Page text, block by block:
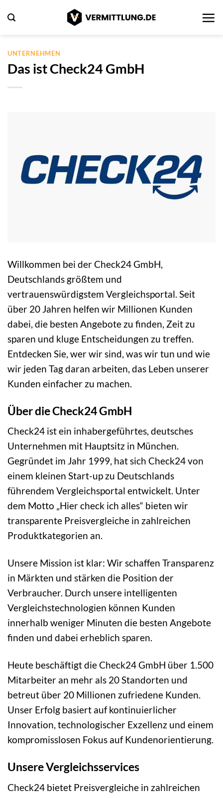
Inhalt
UNTERNEHMEN
Das ist Check24 GmbH
Willkommen bei der Check24 GmbH,
Deutschlands größtem und
vertrauenswürdigstem Vergleichsportal. Seit
über 20 Jahren helfen wir Millionen Kunden
dabei, die besten Angebote zu finden, Zeit zu
sparen und kluge Entscheidungen zu treffen.
Entdecken Sie, wer wir sind, was wir tun und wie
wir jeden Tag daran arbeiten, das Leben unserer
Kunden einfacher zu machen.
Über die Check24 GmbH
Check24 ist ein inhabergeführtes, deutsches
Unternehmen mit Hauptsitz in München.
Gegründet im Jahr 1999, hat sich Check24 von
einem kleinen Start-up zu Deutschlands
führendem Vergleichsportal entwickelt. Unter
dem Motto „Hier check ich alles“ bieten wir
transparente Preisvergleiche in zahlreichen
Produktkategorien an.
Unsere Mission ist klar: Wir schaffen Transparenz
in Märkten und stärken die Position der
Verbraucher. Durch unsere intelligenten
Vergleichstechnologien können Kunden
innerhalb weniger Minuten die besten Angebote
finden und dabei erheblich sparen.
Heute beschäftigt die Check24 GmbH über 1.500
Mitarbeiter an mehr als 20 Standorten und
betreut über 20 Millionen zufriedene Kunden.
Unser Erfolg basiert auf kontinuierlicher
Innovation, technologischer Exzellenz und einem
kompromisslosen Fokus auf Kundenorientierung.
Unsere Vergleichsservices
Check24 bietet Preisvergleiche in zahlreichen